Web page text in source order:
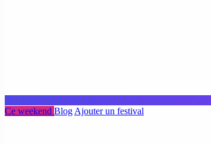
Ce weekend Blog Ajouter un festival